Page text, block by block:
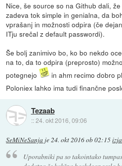
Nice, še source so na Github dali,
zadeva tok simple in genialna, da
vprašanj in možnosti odpira (če
ITju srečal z default passwordi).
Še bolj zanimivo bo, ko bo nekdo
na to, da to odpira (preprosto)
potegnejo
in ahm recimo dobro
Poloniex lahko ima tudi finančne
Tezaab
::24. okt 2016, 09:06
SeMiNeSanja je24. okt 2016 ob 02:15
Uporabniki pa so takointako